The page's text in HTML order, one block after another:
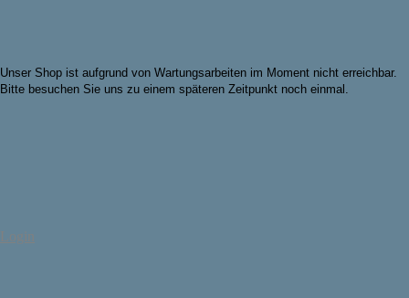
Unser Shop ist aufgrund von Wartungsarbeiten im Moment nicht erreichbar.
Bitte besuchen Sie uns zu einem späteren Zeitpunkt noch einmal.
Login